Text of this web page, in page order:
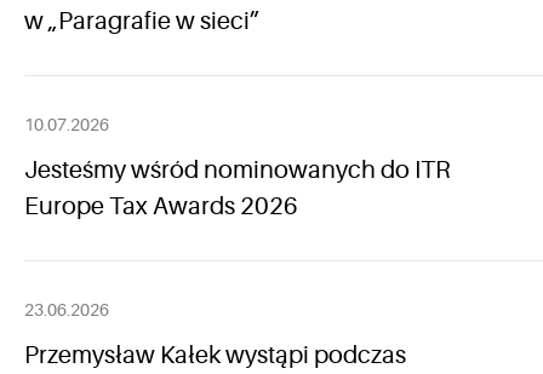
w „Paragrafie w sieci”
10.07.2026
Jesteśmy wśród nominowanych do ITR
Europe Tax Awards 2026
23.06.2026
Przemysław Kałek wystąpi podczas